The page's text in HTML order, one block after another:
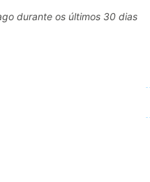
durante os últimos 30 dias